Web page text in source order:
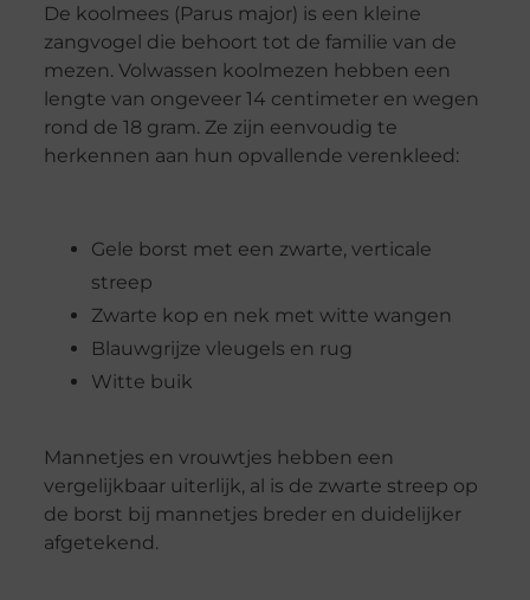
De koolmees (Parus major) is een kleine
zangvogel die behoort tot de familie van de
mezen. Volwassen koolmezen hebben een
lengte van ongeveer 14 centimeter en wegen
rond de 18 gram. Ze zijn eenvoudig te
herkennen aan hun opvallende verenkleed:
Gele borst met een zwarte, verticale
streep
Zwarte kop en nek met witte wangen
Blauwgrijze vleugels en rug
Witte buik
Mannetjes en vrouwtjes hebben een
vergelijkbaar uiterlijk, al is de zwarte streep op
de borst bij mannetjes breder en duidelijker
afgetekend.